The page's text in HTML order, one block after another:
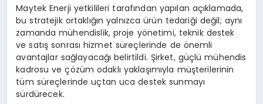
Maytek Enerji yetkilileri tarafından yapılan açıklamada,
bu stratejik ortaklığın yalnızca ürün tedariği değil; aynı
zamanda mühendislik, proje yönetimi, teknik destek
ve satış sonrası hizmet süreçlerinde de önemli
avantajlar sağlayacağı belirtildi. Şirket, güçlü mühendis
kadrosu ve çözüm odaklı yaklaşımıyla müşterilerinin
tüm süreçlerinde uçtan uca destek sunmayı
sürdürecek.